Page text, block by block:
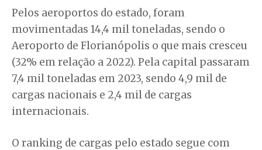
Pelos aeroportos do estado, foram
movimentadas 14,4 mil toneladas, sendo o
Aeroporto de Florianópolis o que mais cresceu
(32% em relação a 2022). Pela capital passaram
7,4 mil toneladas em 2023, sendo 4,9 mil de
cargas nacionais e 2,4 mil de cargas
internacionais.
O ranking de cargas pelo estado segue com